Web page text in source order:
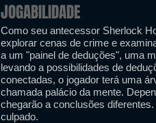
JOGABILIDADE
Como seu antecessor Sherlock
explorar cenas de crime e
a um "painel de deduções", uma
levando a possibilidades de
conectadas, o jogador terá uma
chamada palácio da mente.
chegarão a conclusões
culpado.